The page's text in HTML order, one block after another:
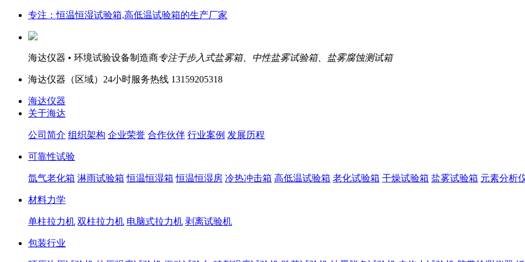
专注：恒温恒湿试验箱,高低温试验箱的生产厂家
海达仪器 • 环境试验设备制造商专注于步入式盐雾箱、中性盐雾试验箱、盐雾腐蚀测试箱
海达仪器（ 区域）24小时服务热线 13159205318
海达仪器
关于海达
公司简介 组织架构 企业荣誉 合作伙伴 行业案例 发展历程
可靠性试验
氙气老化箱 淋雨试验箱 恒温恒湿箱 恒温恒湿房 冷热冲击箱 高低温试验箱 老化试验箱 干燥试验箱 盐雾试验箱 元素分析
材料力学
单柱拉力机 双柱拉力机 电脑式拉力机 剥离试验机
包装行业